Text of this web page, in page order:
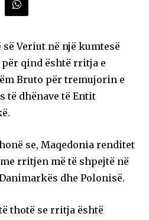
së Veriut në një kumtesë
për qind është rritja e
Bruto për tremujorin e
të dhënave të Entit
se, Maqedonia renditet
rritjen më të shpejtë në
dhe Polonisë.
thotë se rritja është